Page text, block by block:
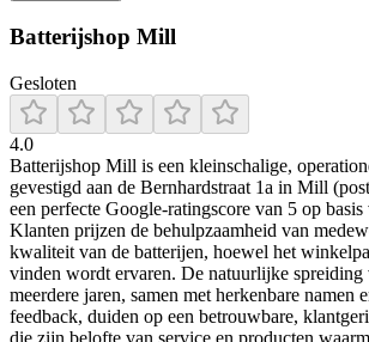
Batterijshop Mill
Gesloten
4.0
Batterijshop Mill is een kleinschalige,
gevestigd aan de Bernhardstraat 1a in Mill
een perfecte Google-ratingscore van 5 op
Klanten prijzen de behulpzaamheid van
kwaliteit van de batterijen, hoewel het
vinden wordt ervaren. De natuurlijke spreiding
meerdere jaren, samen met herkenbare namen
feedback, duiden op een betrouwbare,
die zijn belofte van service en producten